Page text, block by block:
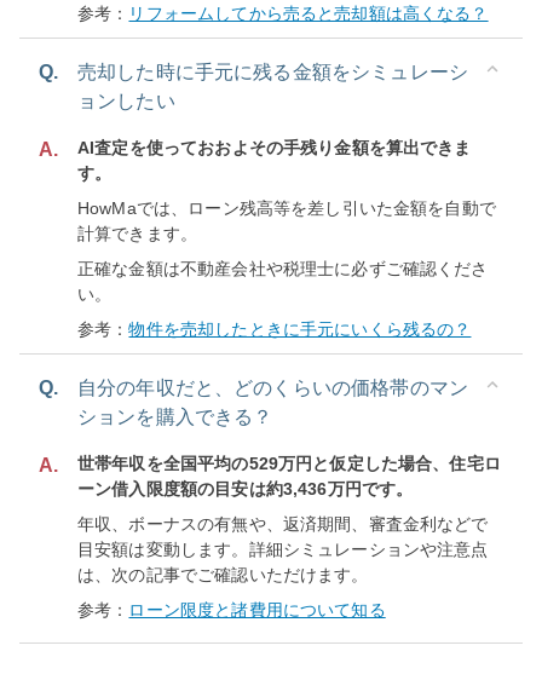
参考： リフォームしてから売ると売却額は高くなる？
Q.
売却した時に手元に残る金額をシミュレーシ
ョンしたい
A.
AI査定を使っておおよその手残り金額を算出できま
す。
HowMaでは、ローン残高等を差し引いた金額を自動で
計算できます。
正確な金額は不動産会社や税理士に必ずご確認くださ
い。
参考：物件を売却したときに手元にいくら残るの？
Q.
自分の年収だと、どのくらいの価格帯のマン
ションを購入できる？
A.
世帯年収を全国平均の529万円と仮定した場合、住宅ロ
ーン借入限度額の目安は約3,436万円です。
年収、ボーナスの有無や、返済期間、審査金利などで
目安額は変動します。詳細シミュレーションや注意点
は、次の記事でご確認いただけます。
参考： ローン限度と諸費用について知る